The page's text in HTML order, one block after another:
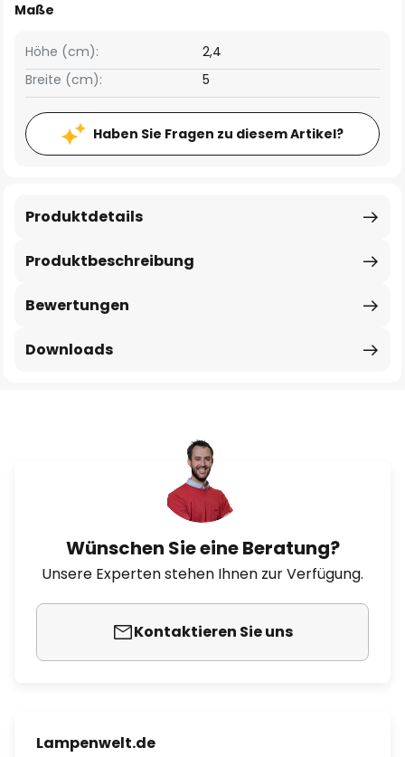
Maße
Breite (cm): 5
Höhe (cm): 2,4
Haben Sie Fragen zu diesem Artikel?
Produktbeschreibung
Produktdetails
Bewertungen
Downloads
Wünschen Sie eine Beratung?
Unsere Experten stehen Ihnen zur Verfügung.
Kontaktieren Sie uns
Lampenwelt.de